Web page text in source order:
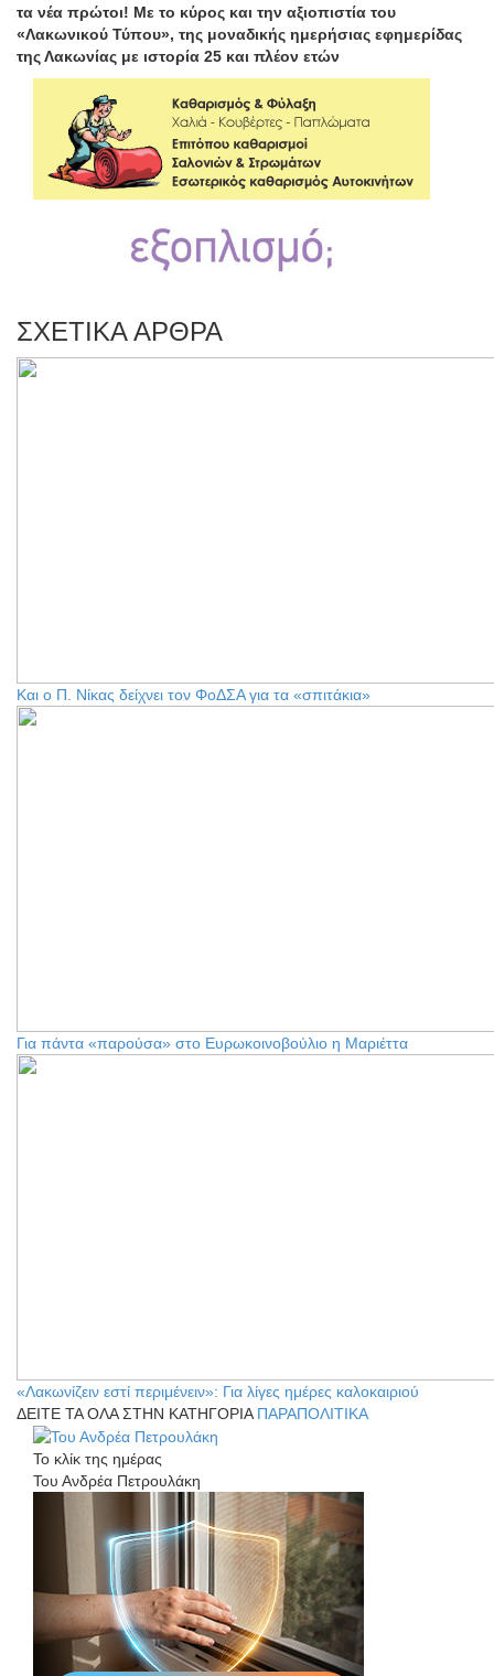
τα νέα πρώτοι! Με το κύρος και την αξιοπιστία του
«Λακωνικού Τύπου», της μοναδικής ημερήσιας εφημερίδας
της Λακωνίας με ιστορία 25 και πλέον ετών
ΣΧΕΤΙΚΑ ΑΡΘΡΑ
Και ο Π. Νίκας δείχνει τον ΦοΔΣΑ για τα «σπιτάκια»
Για πάντα «παρούσα» στο Ευρωκοινοβούλιο η Μαριέττα
«Λακωνίζειν εστί περιμένειν»: Για λίγες ημέρες καλοκαιριού
ΔΕΙΤΕ ΤΑ ΟΛΑ ΣΤΗΝ ΚΑΤΗΓΟΡΙΑ ΠΑΡΑΠΟΛΙΤΙΚΑ
Το κλίκ της ημέρας
Του Ανδρέα Πετρουλάκη